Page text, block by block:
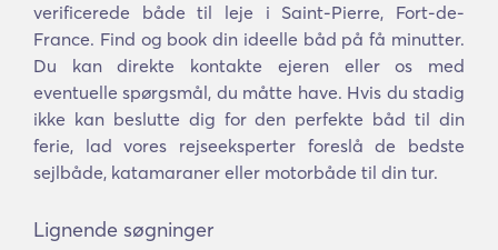
verificerede både til leje i Saint-Pierre, Fort-de-
France. Find og book din ideelle båd på få minutter.
Du kan direkte kontakte ejeren eller os med
eventuelle spørgsmål, du måtte have. Hvis du stadig
ikke kan beslutte dig for den perfekte båd til din
ferie, lad vores rejseeksperter foreslå de bedste
sejlbåde, katamaraner eller motorbåde til din tur.
Lignende søgninger